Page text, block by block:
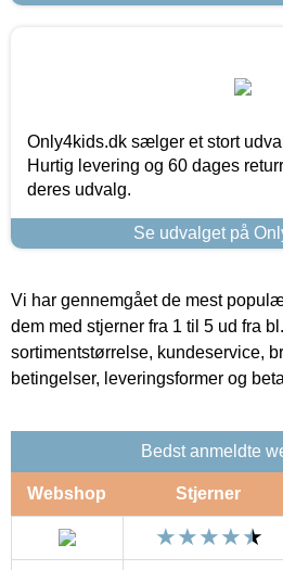
Only4kids.dk sælger et stort
Hurtig levering og 60 dages
deres udvalg.
Se udvalget på
Vi har gennemgået de mest
dem med stjerner fra 1 til 5 ud fra
sortimentstørrelse, kundeservice,
betingelser, leveringsformer og
Bedst anmeldte
Webshop Stjerner